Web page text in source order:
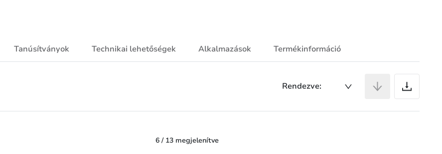
Tanúsítványok Technikai lehetőségek Alkalmazások Termékinformáció
Rendezve:
6 / 13 megjelenítve